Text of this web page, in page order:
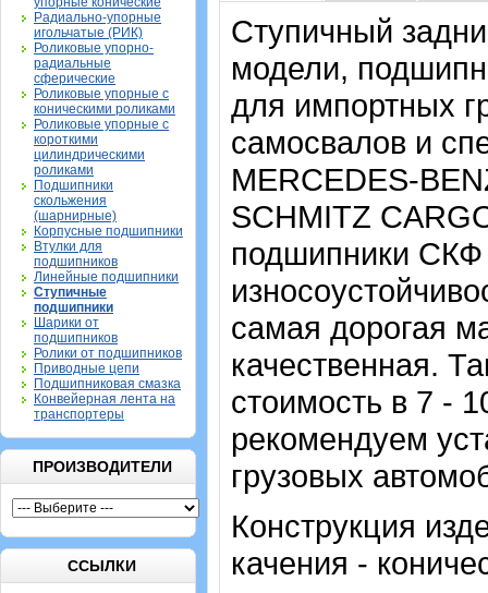
Радиально-упорные
игольчатые (РИК)
Роликовые упорно-
радиальные
сферические
Роликовые упорные с
коническими роликами
Роликовые упорные с
короткими
цилиндрическими
роликами
Подшипники
скольжения
(шарнирные)
Корпусные подшипники
Втулки для
подшипников
Линейные подшипники
Ступичные
подшипники
Шарики от
подшипников
Ролики от подшипников
Приводные цепи
Подшипниковая смазка
Конвейерная лента на
транспортеры
ПРОИЗВОДИТЕЛИ
ССЫЛКИ
Ступичный
модели,
для импортных
самосвалов и
MERCEDES-
SCHMITZ
подшипники СКФ
самая дорогая
качественная.
стоимость в 7 -
рекомендуем
грузовых
Конструкция
качения -